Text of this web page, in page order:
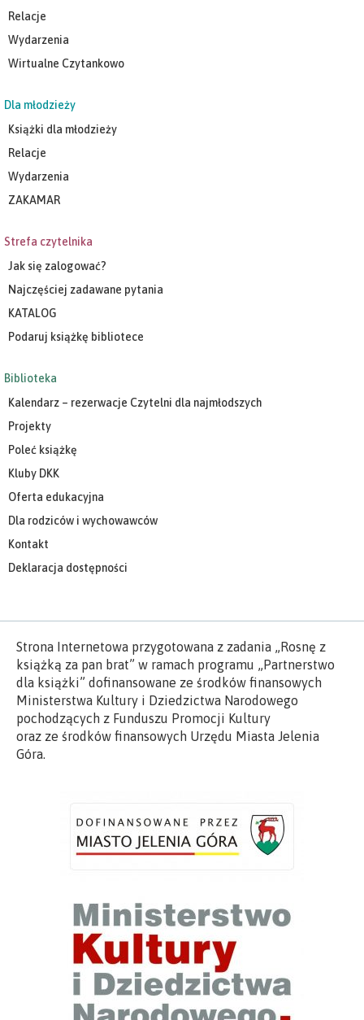
Relacje
Wydarzenia
Wirtualne Czytankowo
Dla młodzieży
Książki dla młodzieży
Relacje
Wydarzenia
ZAKAMAR
Strefa czytelnika
Jak się zalogować?
Najczęściej zadawane pytania
KATALOG
Podaruj książkę bibliotece
Biblioteka
Kalendarz – rezerwacje Czytelni dla najmłodszych
Projekty
Poleć książkę
Kluby DKK
Oferta edukacyjna
Dla rodziców i wychowawców
Kontakt
Deklaracja dostępności
Strona Internetowa przygotowana z zadania „Rosnę z
książką za pan brat” w ramach programu „Partnerstwo
dla książki” dofinansowane ze środków finansowych
Ministerstwa Kultury i Dziedzictwa Narodowego
pochodzących z Funduszu Promocji Kultury
oraz ze środków finansowych Urzędu Miasta Jelenia
Góra.